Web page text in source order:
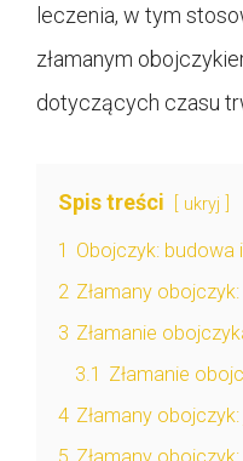
leczenia, w tym
złamanym
dotyczących czasu
Spis treści ukryj
1 Obojczyk: budowa
2 Złamany
3 Złamanie
3.1 Złamanie
4 Złamany